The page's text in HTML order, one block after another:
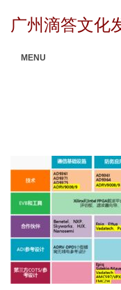
广州滴答文化
MENU